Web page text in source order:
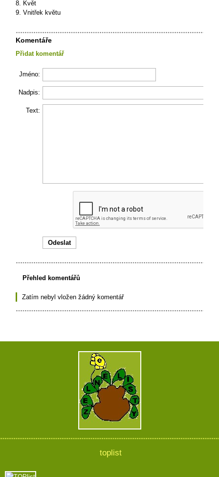
8. Květ
9. Vnitřek květu
Komentáře
Přidat komentář
Jméno:
Nadpis:
Text:
Přehled komentářů
Zatím nebyl vložen žádný komentář
toplist